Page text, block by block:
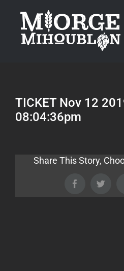
contenu
TICKET Nov 12
08:04:36pm
Share This Story,
Facebook